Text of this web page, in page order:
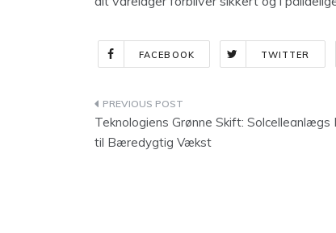
FACEBOOK TWITTER
Indlægsnavigation
Teknologiens Grønne Skift: Solcelleanlægs
til Bæredygtig Vækst